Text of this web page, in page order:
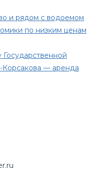
и рядом с водоемом
по низким ценам
Корсакова — аренда